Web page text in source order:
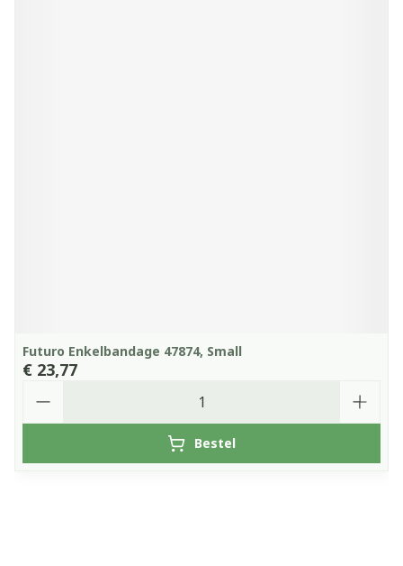
Futuro Enkelbandage 47874, Small
€ 23,77
Bestel